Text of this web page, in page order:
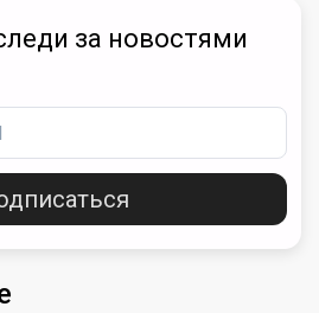
за новостями